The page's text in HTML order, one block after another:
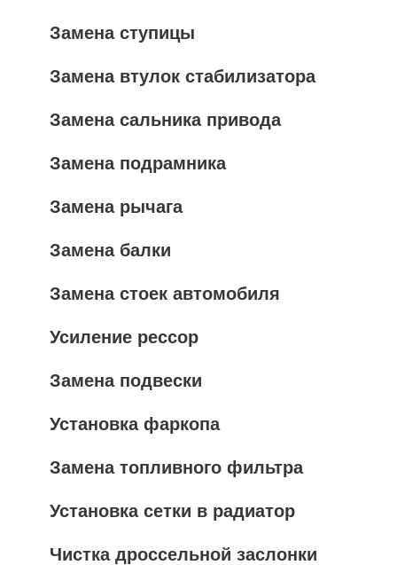
Замена ступицы
Замена втулок стабилизатора
Замена сальника привода
Замена подрамника
Замена рычага
Замена балки
Замена стоек автомобиля
Усиление рессор
Замена подвески
Установка фаркопа
Замена топливного фильтра
Установка сетки в радиатор
Чистка дроссельной заслонки